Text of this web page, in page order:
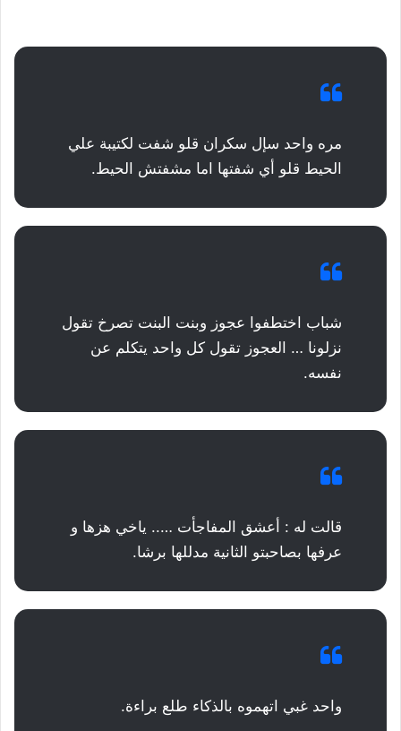
مره واحد سإل سكران قلو شفت لكتيبة علي
الحيط قلو أي شفتها اما مشفتش الحيط.
شباب اختطفوا عجوز وبنت البنت تصرخ تقول
نزلونا … العجوز تقول كل واحد يتكلم عن
نفسه.
قالت له : أعشق المفاجأت ….. ياخي هزها و
عرفها بصاحبتو الثانية مدللها برشا.
واحد غبي اتهموه بالذكاء طلع براءة.